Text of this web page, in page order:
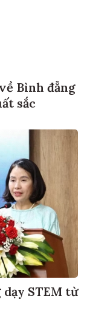
Bình đẳng
sắc
STEM từ